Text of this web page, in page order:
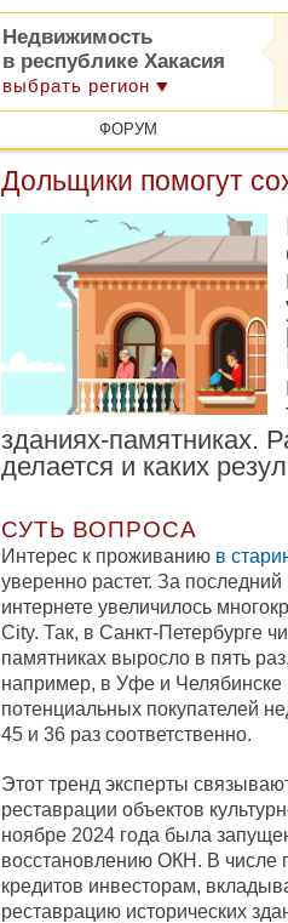
Недвижимость
в республике Хакасия
выбрать регион
ФОРУМ
Дольщики помогут
зданиях-памятниках.
делается и каких
СУТЬ ВОПРОСА
Интерес к проживанию в
уверенно растет. За последний
интернете увеличилось
City. Так, в Санкт-Петербурге
памятниках выросло в пять
например, в Уфе и
потенциальных покупателей
45 и 36 раз соответственно.
Этот тренд эксперты
реставрации объектов
ноябре 2024 года была
восстановлению ОКН. В числе
кредитов инвесторам,
реставрацию исторических